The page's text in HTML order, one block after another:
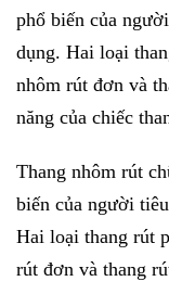
phổ biến của
dụng. Hai loại
nhôm rút đơn và
năng của chiếc
Thang nhôm rút
biến của người
Hai loại thang rút
rút đơn và thang